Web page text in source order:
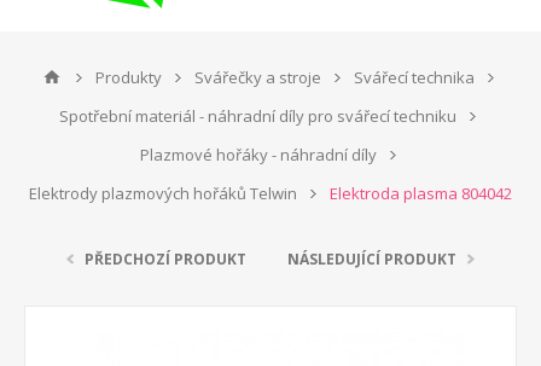
Produkty Svářečky a stroje
Svářecí technika
Spotřební materiál - náhradní díly pro svářecí techniku
Plazmové hořáky - náhradní díly
Elektrody plazmových hořáků Telwin
Elektroda plasma 804042
PŘEDCHOZÍ PRODUKT NÁSLEDUJÍCÍ PRODUKT